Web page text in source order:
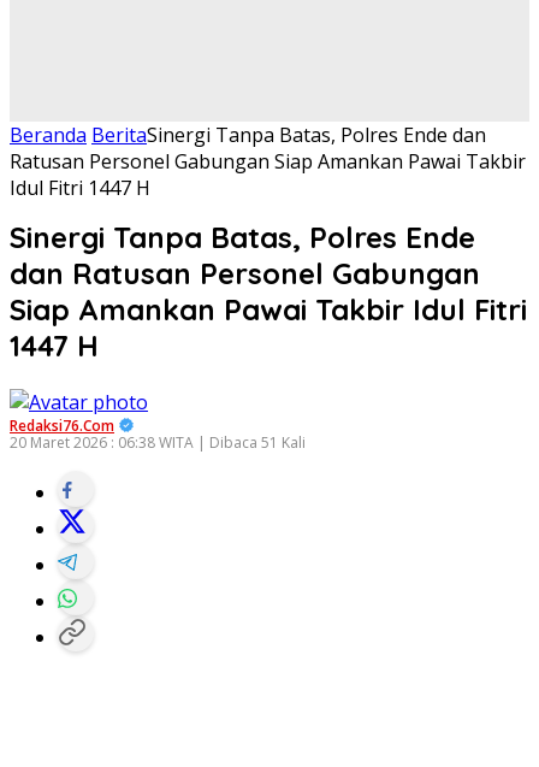
Beranda Berita​Sinergi Tanpa Batas, Polres Ende dan
Ratusan Personel Gabungan Siap Amankan Pawai Takbir
Idul Fitri 1447 H
​Sinergi Tanpa Batas, Polres Ende
dan Ratusan Personel Gabungan
Siap Amankan Pawai Takbir Idul Fitri
1447 H
Redaksi76.com
20 Maret 2026 : 06:38 WITA | Dibaca 51 Kali